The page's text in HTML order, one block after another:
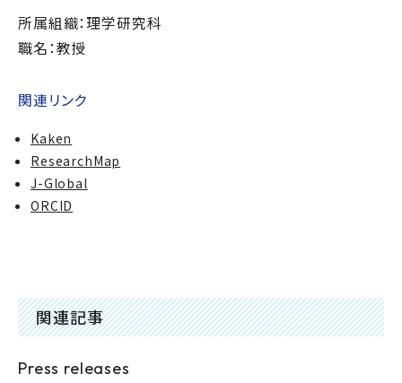
所属組織：理学研究科
職名：教授
関連リンク
Kaken
ResearchMap
J-Global
ORCID
関連記事
Press releases